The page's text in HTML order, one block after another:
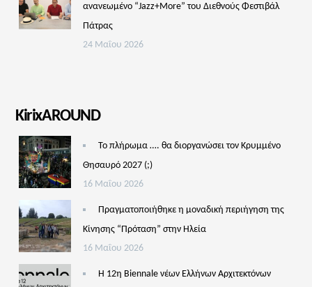
ανανεωμένο “Jazz+More” του Διεθνούς Φεστιβάλ
Πάτρας
24 Μαΐου 2026
KirixAROUND
Το πλήρωμα …. θα διοργανώσει τον Κρυμμένο
Θησαυρό 2027 (;)
16 Μαΐου 2026
Πραγματοποιήθηκε η μοναδική περιήγηση της
Κίνησης “Πρόταση” στην Ηλεία
16 Μαΐου 2026
Η 12η Biennale νέων Ελλήνων Αρχιτεκτόνων